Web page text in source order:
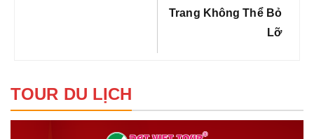
Trang Không Thể Bỏ
Lỡ
TOUR DU LỊCH